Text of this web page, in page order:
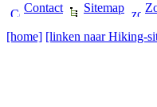
Contact Sitemap
[home] [linken naar Hiking-